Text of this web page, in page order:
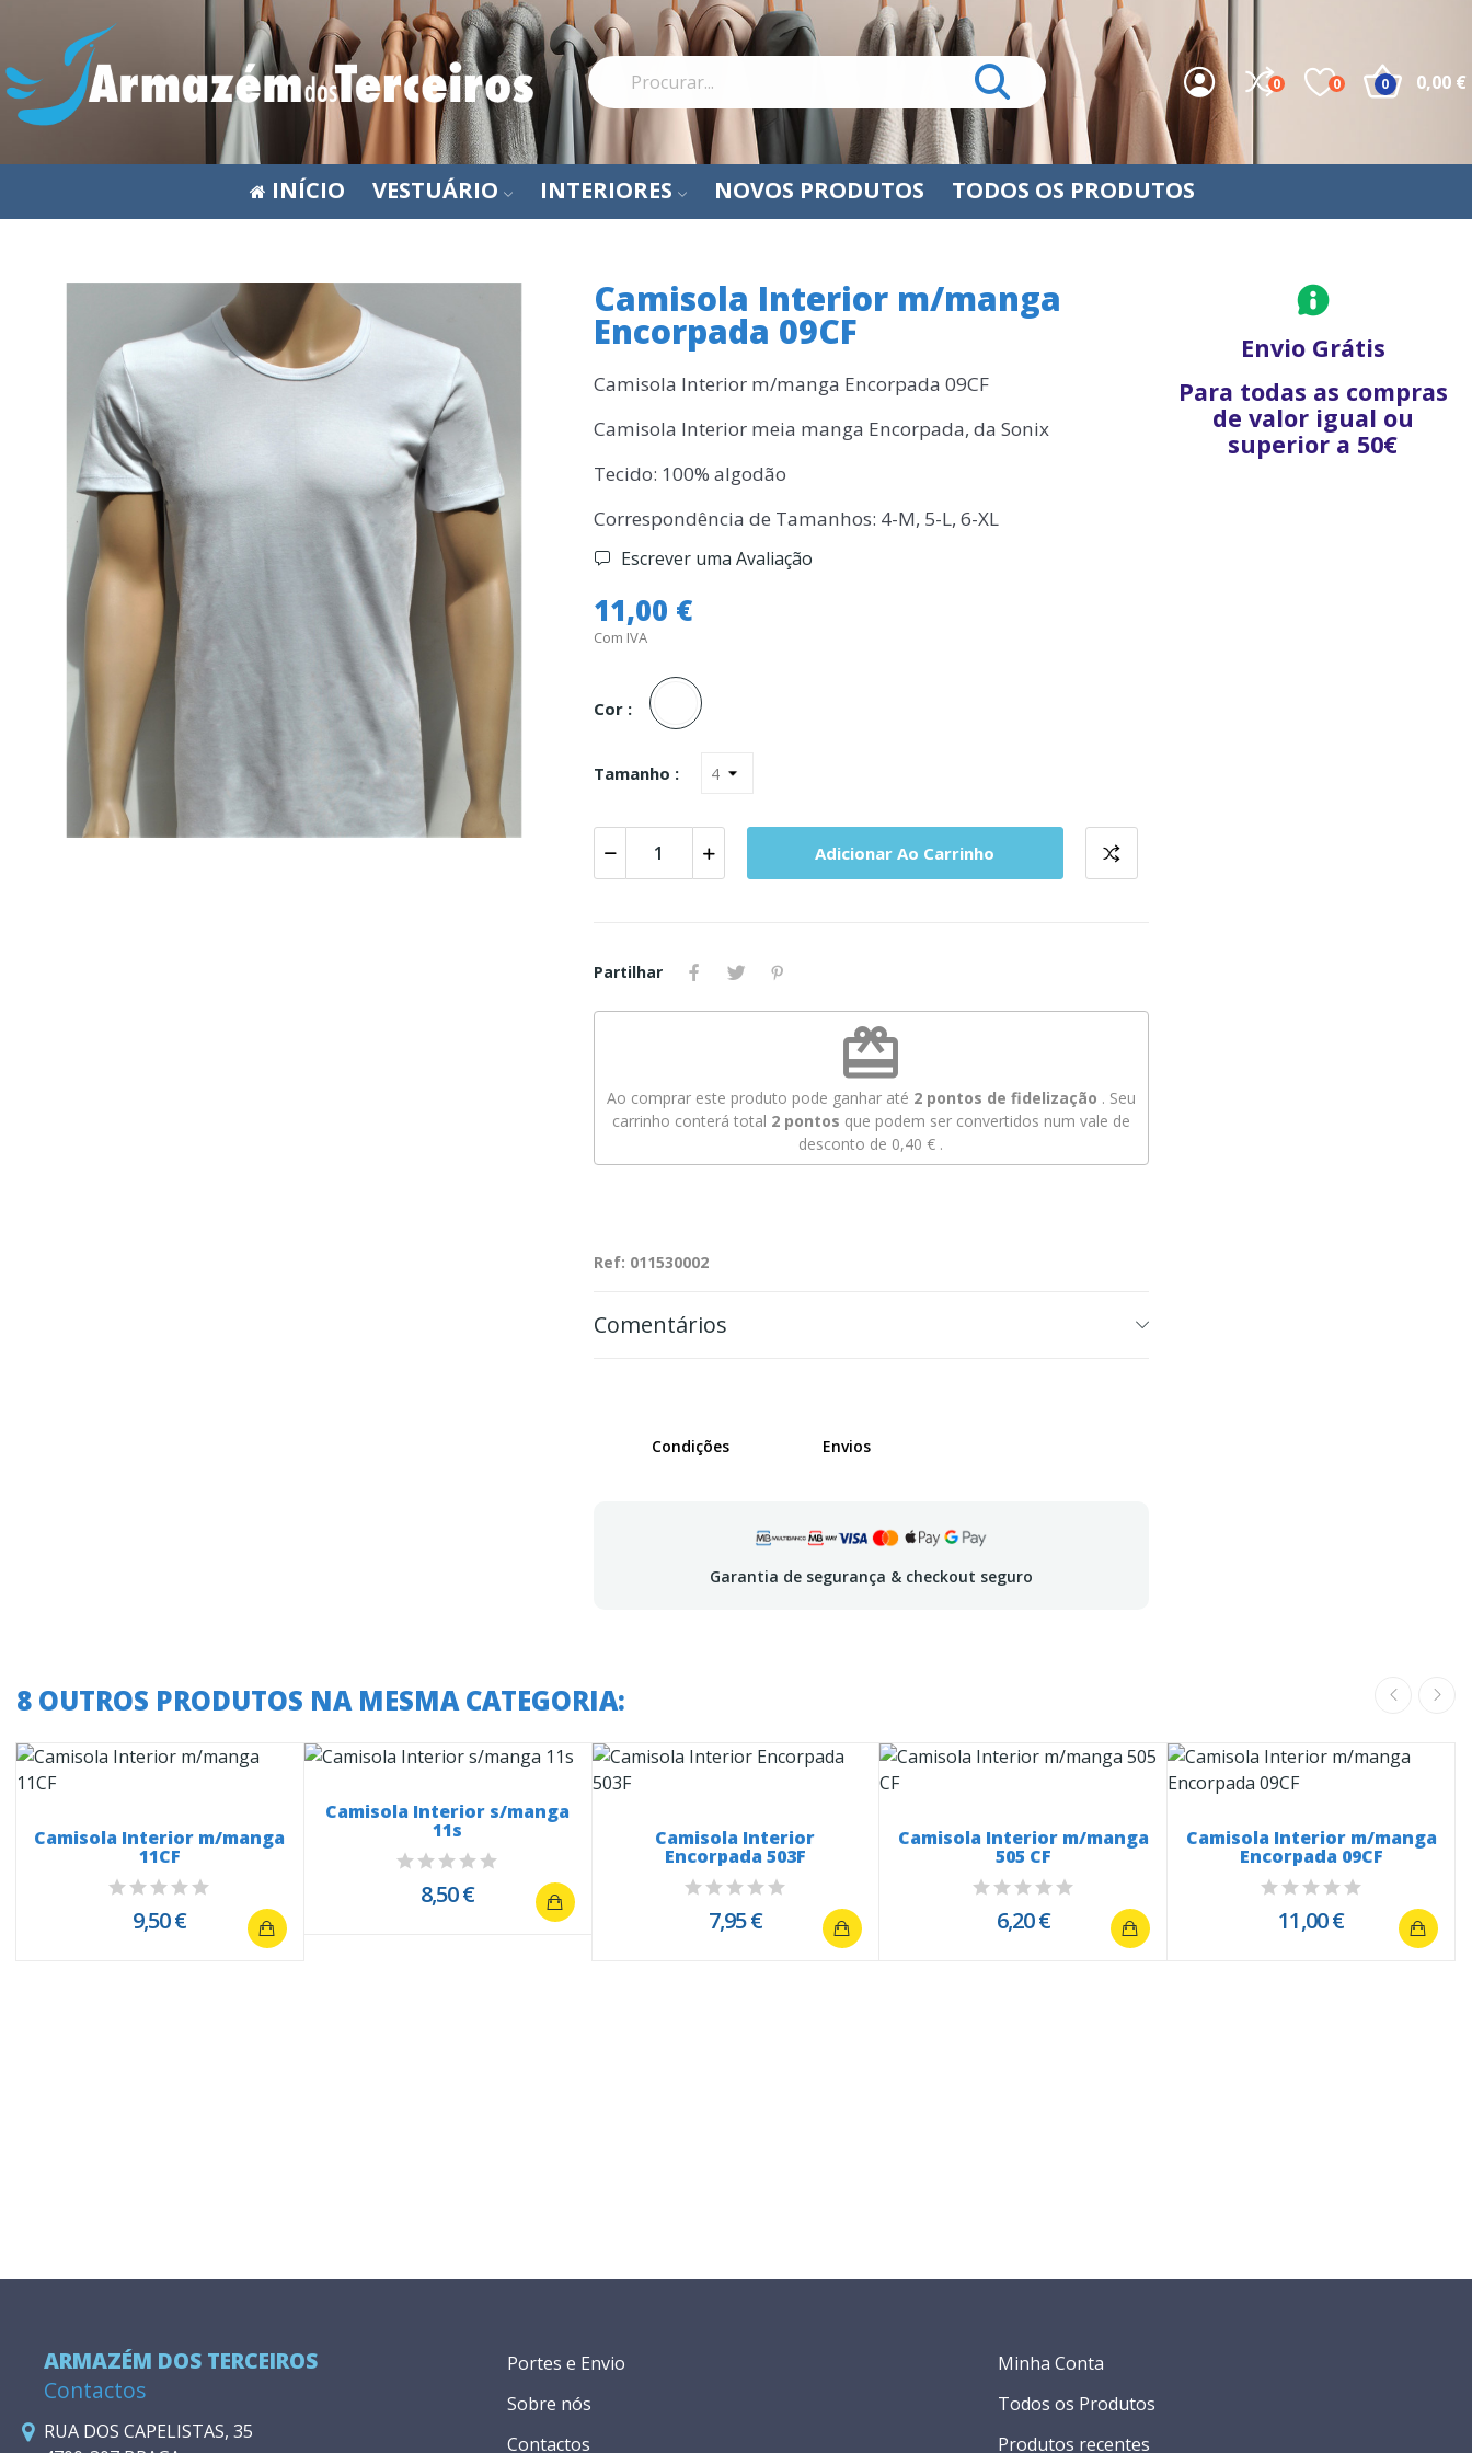
0 0 0,00 €
0
INÍCIO VESTUÁRIO INTERIORES NOVOS PRODUTOS TODOS OS PRODUTOS
Camisola Interior m/manga
Encorpada 09CF
Camisola Interior m/manga Encorpada 09CF
Camisola Interior meia manga Encorpada, da Sonix
Tecido: 100% algodão
Correspondência de Tamanhos: 4-M, 5-L, 6-XL
Escrever uma Avaliação
11,00 €
Com IVA
Cor :
Branco
Tamanho :
Adicionar Ao Carrinho
Partilhar
redeem
Ao comprar este produto pode ganhar até 2pontos de fidelização . Seu
carrinho conterá total 2pontos que podem ser convertidos num vale de
desconto de 0,40 € .
Ref: 011530002
Comentários
Condições Envios
Garantia de segurança & checkout seguro
Envio Grátis
Para todas as compras
de valor igual ou
superior a 50€
8 OUTROS PRODUTOS NA MESMA CATEGORIA:
Camisola Interior m/manga
11CF
9,50 €
Camisola Interior s/manga
11s
8,50 €
Camisola Interior
Encorpada 503F
7,95 €
Camisola Interior m/manga
505 CF
6,20 €
Camisola Interior m/manga
Encorpada 09CF
11,00 €
ARMAZÉM DOS TERCEIROS
Contactos
RUA DOS CAPELISTAS, 35
Portes e Envio
Sobre nós
Contactos
Minha Conta
Todos os Produtos
Produtos recentes